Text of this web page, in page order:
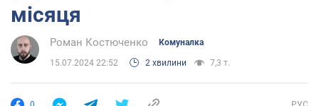
місяця
Роман Костюченко Комуналка
15.07.2024 22:52 2 хвилини 7,3 т.